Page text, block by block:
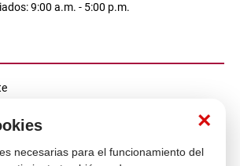
×
necesarias para el funcionamiento del
9:00 a.m. - 5:00 p.m.